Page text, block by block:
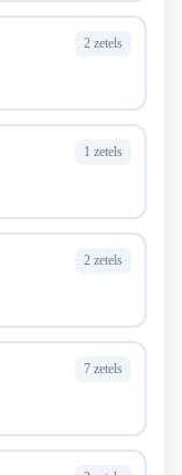
2 zetels
1 zetels
2 zetels
7 zetels